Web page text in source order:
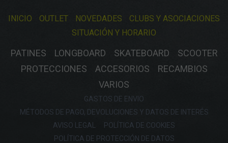
INICIO OUTLET NOVEDADES
CLUBS Y ASOCIACIONES
SITUACIÓN Y HORARIO
PATINES LONGBOARD SKATEBOARD
SCOOTER
PROTECCIONES
ACCESORIOS
RECAMBIOS
VARIOS
GASTOS DE ENVIO
MÉTODOS DE PAGO, DEVOLUCIONES Y DATOS DE INTERÉS
AVISO LEGAL
POLÍTICA DE COOKIES
POLÍTICA DE PROTECCIÓN DE DATOS